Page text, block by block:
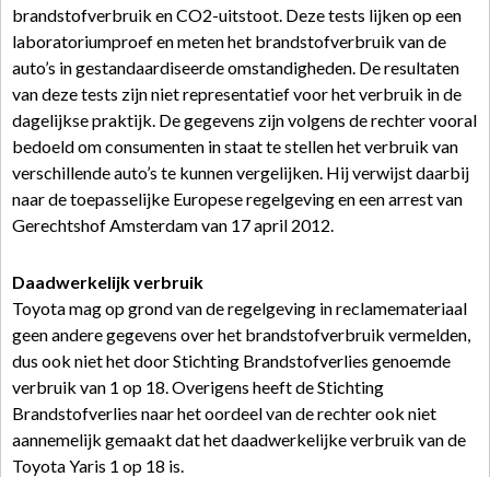
brandstofverbruik en CO2-uitstoot. Deze tests lijken op een
laboratoriumproef en meten het brandstofverbruik van de
auto’s in gestandaardiseerde omstandigheden. De resultaten
van deze tests zijn niet representatief voor het verbruik in de
dagelijkse praktijk. De gegevens zijn volgens de rechter vooral
bedoeld om consumenten in staat te stellen het verbruik van
verschillende auto’s te kunnen vergelijken. Hij verwijst daarbij
naar de toepasselijke Europese regelgeving en een arrest van
Gerechtshof Amsterdam van 17 april 2012.
Daadwerkelijk verbruik
Toyota mag op grond van de regelgeving in reclamemateriaal
geen andere gegevens over het brandstofverbruik vermelden,
dus ook niet het door Stichting Brandstofverlies genoemde
verbruik van 1 op 18. Overigens heeft de Stichting
Brandstofverlies naar het oordeel van de rechter ook niet
aannemelijk gemaakt dat het daadwerkelijke verbruik van de
Toyota Yaris 1 op 18 is.